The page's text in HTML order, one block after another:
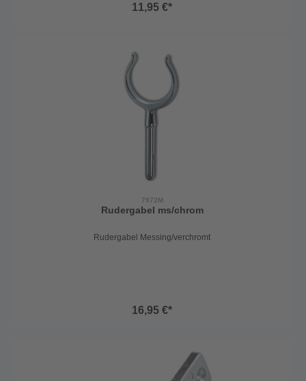
11,95 €*
7972M
Rudergabel ms/chrom
Rudergabel Messing/verchromt
16,95 €*